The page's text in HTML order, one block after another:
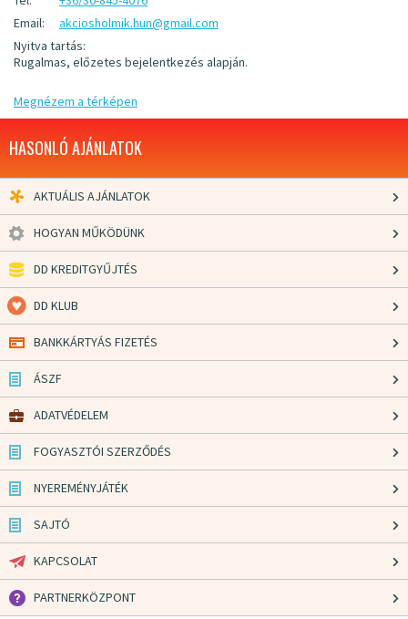
Email:
akciosholmik.hun@gmail.com
Nyitva tartás:
Rugalmas, előzetes bejelentkezés alapján.
Megnézem a térképen
HASONLÓ AJÁNLATOK
AKTUÁLIS AJÁNLATOK
HOGYAN MŰKÖDÜNK
DD KREDITGYŰJTÉS
DD KLUB
BANKKÁRTYÁS FIZETÉS
ÁSZF
ADATVÉDELEM
FOGYASZTÓI SZERZŐDÉS
NYEREMÉNYJÁTÉK
SAJTÓ
KAPCSOLAT
PARTNERKÖZPONT